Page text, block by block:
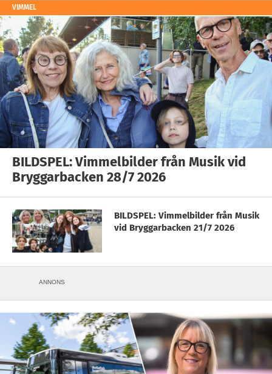
VIMMEL
BILDSPEL: Vimmelbilder från Musik vid
Bryggarbacken 28/7 2026
BILDSPEL: Vimmelbilder från Musik
vid Bryggarbacken 21/7 2026
ANNONS